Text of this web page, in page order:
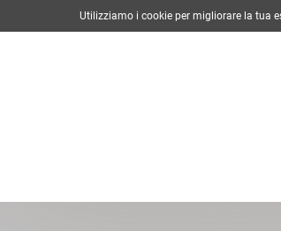
Utilizziamo i cookie per migliorare la